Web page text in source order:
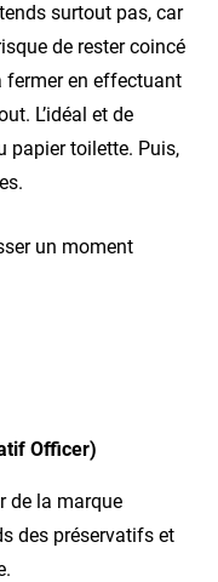
surtout pas, car
de rester coincé
fermer en effectuant
L’idéal et de
papier toilette. Puis,
un moment
Officer)
de la marque
des préservatifs et